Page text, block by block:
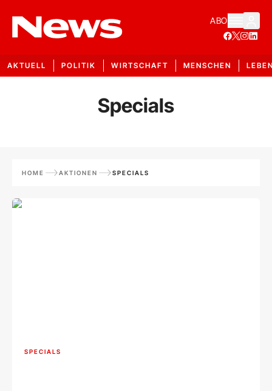
ABO
AKTUELL POLITIK WIRTSCHAFT MENSCHEN
Specials
HOME AKTIONEN SPECIALS
SPECIALS